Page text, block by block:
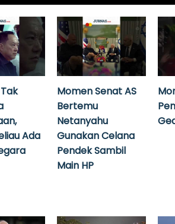
Ada
Momen Senat AS
Bertemu
Netanyahu
Gunakan Celana
Pendek Sambil
Main HP